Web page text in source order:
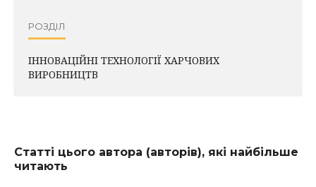
РОЗДІЛ
ІННОВАЦІЙНІ ТЕХНОЛОГІЇ ХАРЧОВИХ
ВИРОБНИЦТВ
Статті цього автора (авторів), які найбільше
читають